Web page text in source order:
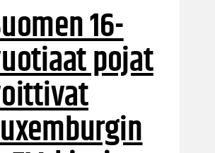
16-
pojat